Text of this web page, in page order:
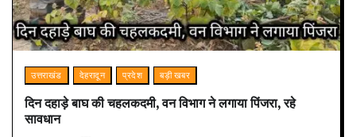
उत्तराखंड देहरादून प्रदेश बड़ी खबर
दिन दहाड़े बाघ की चहलकदमी, वन विभाग ने लगाया पिंजरा, रहे
सावधान